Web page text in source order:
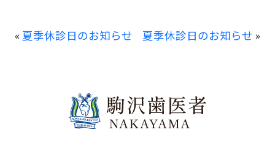
«夏季休診日のお知らせ 夏季休診日のお知らせ »